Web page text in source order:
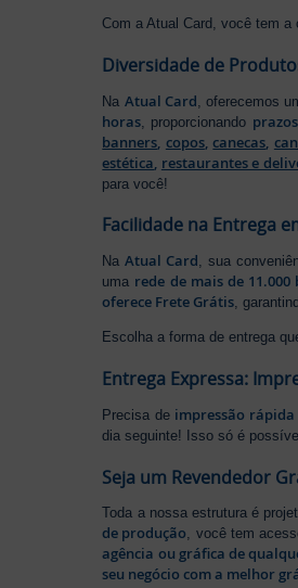
Com a Atual Card, você tem
Diversidade de
Na Atual Card , oferecemos
horas , proporcionando
banners copos,canecas
estética restaurantes e
para você!
Facilidade na Entrega
NaAtual Card, sua
uma rede de mais de
oferece Frete Grátis,
Escolha a forma de entrega
Entrega Expressa:
Precisa de impressão rápida
dia seguinte! Isso só é
Seja um Revendedor
Toda a nossa estrutura é
de produção, você tem
agência ou gráfica de
seu negócio com a melhor